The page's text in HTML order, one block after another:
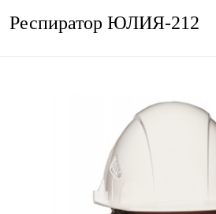
Респиратор ЮЛИЯ-212